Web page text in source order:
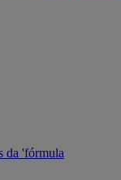
da 'fórmula